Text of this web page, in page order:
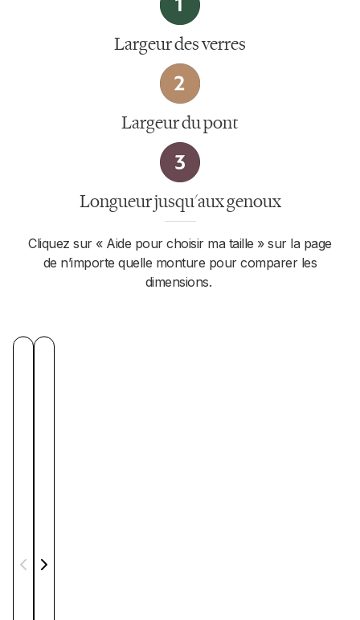
Largeur des verres
Largeur du pont
Longueur jusqu'aux genoux
Cliquez sur « Aide pour choisir ma taille » sur la page
de n’importe quelle monture pour comparer les
dimensions.
Slide de